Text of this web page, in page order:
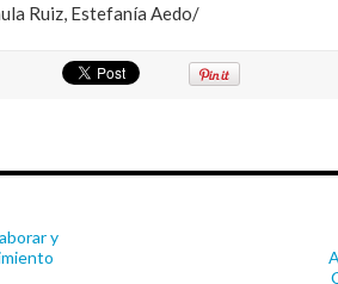
Ruiz, Estefanía Aedo/
y